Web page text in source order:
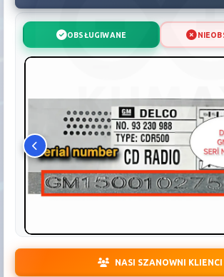
OBSŁUGIWANE
NASI SZANOWNI KLIENCI